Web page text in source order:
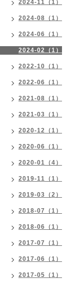
2024-11（1）
2024-08（1）
2024-06（1）
2024-02（1）
2022-10（1）
2022-06（1）
2021-08（1）
2021-03（1）
2020-12（1）
2020-06（1）
2020-01（4）
2019-11（1）
2019-03（2）
2018-07（1）
2018-06（1）
2017-07（1）
2017-06（1）
2017-05（1）